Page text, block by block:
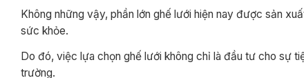
Không những vậy, phần lớn ghế lưới hiện nay được sản
sức khỏe.
Do đó, việc lựa chọn ghế lưới không chỉ là đầu tư cho sự
trường.